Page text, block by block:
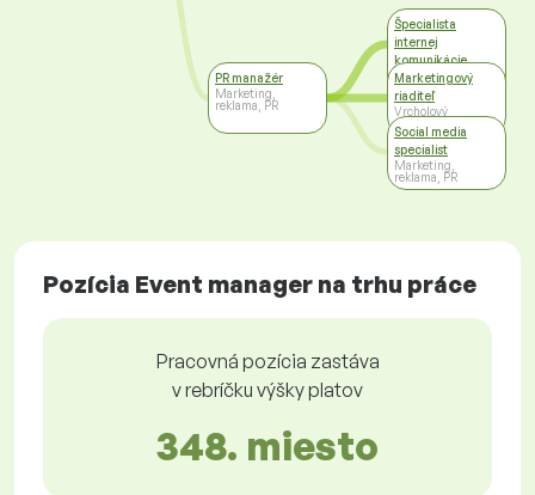
PR manažér
Marketing,
reklama, PR
Špecialista
internej
komunikácie
Marketing,
reklama, PR
Marketingový
riaditeľ
Vrcholový
manažment
Social media
specialist
Marketing,
reklama, PR
Pozícia Event manager na trhu práce
Pracovná pozícia zastáva
v rebríčku výšky platov
348. miesto